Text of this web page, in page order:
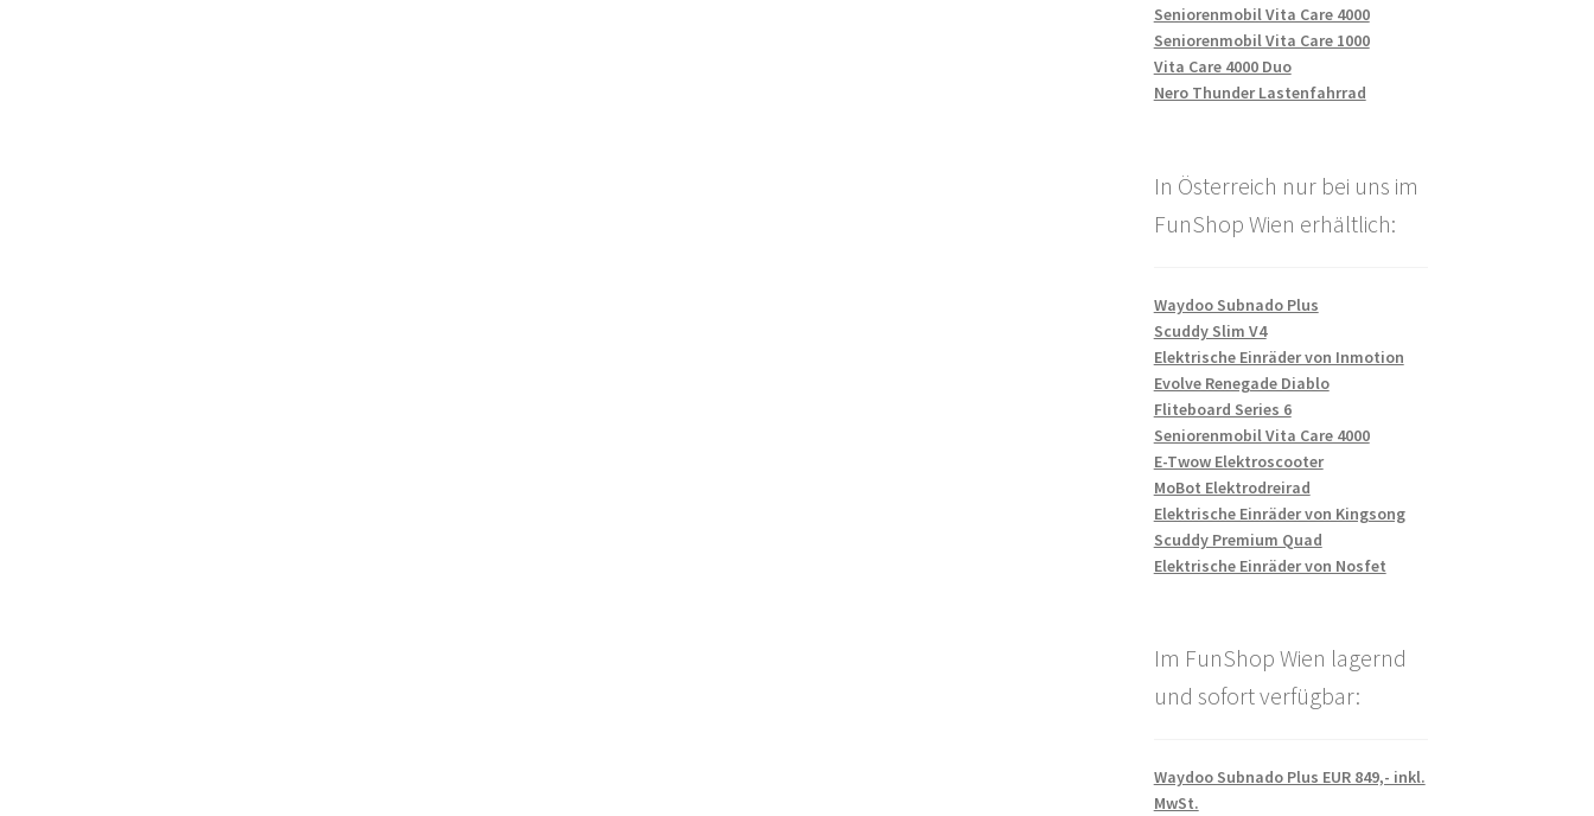
Seniorenmobil Vita Care 4000
Seniorenmobil Vita Care 1000
Vita Care 4000 Duo
Nero Thunder Lastenfahrrad
In Österreich nur bei uns im
FunShop Wien erhältlich:
Waydoo Subnado Plus
Scuddy Slim V4
Elektrische Einräder von Inmotion
Evolve Renegade Diablo
Fliteboard Series 6
Seniorenmobil Vita Care 4000
E-Twow Elektroscooter
MoBot Elektrodreirad
Elektrische Einräder von Kingsong
Scuddy Premium Quad
Elektrische Einräder von Nosfet
Im FunShop Wien lagernd
und sofort verfügbar:
Waydoo Subnado Plus EUR 849,- inkl.
MwSt.